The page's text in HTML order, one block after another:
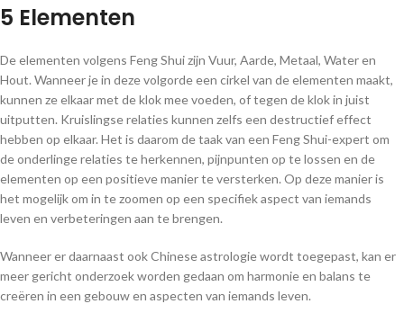
5 Elementen
De elementen volgens Feng Shui zijn Vuur, Aarde, Metaal, Water en
Hout. Wanneer je in deze volgorde een cirkel van de elementen maakt,
kunnen ze elkaar met de klok mee voeden, of tegen de klok in juist
uitputten. Kruislingse relaties kunnen zelfs een destructief effect
hebben op elkaar. Het is daarom de taak van een Feng Shui-expert om
de onderlinge relaties te herkennen, pijnpunten op te lossen en de
elementen op een positieve manier te versterken. Op deze manier is
het mogelijk om in te zoomen op een specifiek aspect van iemands
leven en verbeteringen aan te brengen.
Wanneer er daarnaast ook Chinese astrologie wordt toegepast, kan er
meer gericht onderzoek worden gedaan om harmonie en balans te
creëren in een gebouw en aspecten van iemands leven.